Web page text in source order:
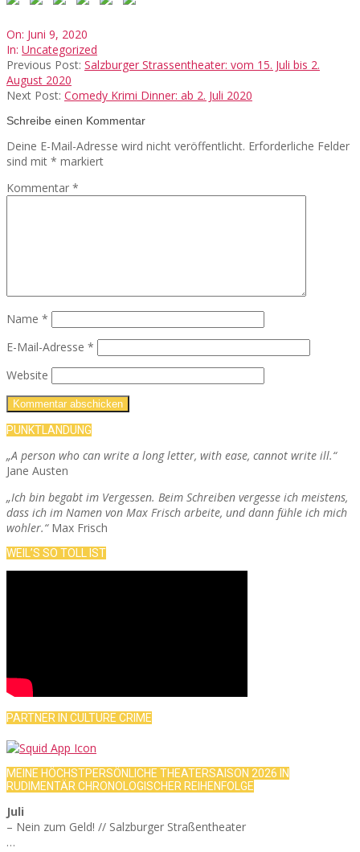
2020-
06-
09
On: Juni 9, 2020
In: Uncategorized
Previous Post: Salzburger Strassentheater: vom 15. Juli bis 2.
August 2020
Next Post: Comedy Krimi Dinner: ab 2. Juli 2020
Schreibe einen Kommentar
Deine E-Mail-Adresse wird nicht veröffentlicht. Erforderliche Felder
sind mit * markiert
Kommentar *
Name *
E-Mail-Adresse *
Website
PUNKTLANDUNG
„A person who can write a long letter, with ease, cannot write ill.“
Jane Austen
„Ich bin begabt im Vergessen. Beim Schreiben vergesse ich meistens,
dass ich im Namen von Max Frisch arbeite, und dann fühle ich mich
wohler.“Max Frisch
WEIL’S SO TOLL IST
PARTNER IN CULTURE CRIME
MEINE HÖCHSTPERSÖNLICHE THEATERSAISON 2026 IN
RUDIMENTÄR CHRONOLOGISCHER REIHENFOLGE
Juli
– Nein zum Geld! // Salzburger Straßentheater
…